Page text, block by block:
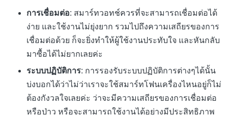
การเชื่อมต่อ: สมาร์ทวอทช์ควรที่จะสามารถเชื่อมต่อได้
ง่าย และใช้งานไม่ยุ่งยาก รวมไปถึงความเสถียรของการ
เชื่อมต่อด้วย ก็จะยิ่งทำให้ผู้ใช้งานประทับใจ และหันกลับ
มาซื้อได้ไม่ยากเลยค่ะ
ระบบปฏิบัติการ: การรองรับระบบปฏิบัติการต่างๆได้นั้น
บ่งบอกได้ว่าไม่ว่าเราจะใช้สมาร์ทโฟนเครื่องไหนอยู่ก็ไม่
ต้องกังวลใจเลยค่ะ ว่าจะมีความเสถียรของการเชื่อมต่อ
หรือป่าว หรือจะสามารถใช้งานได้อย่างมีประสิทธิภาพ